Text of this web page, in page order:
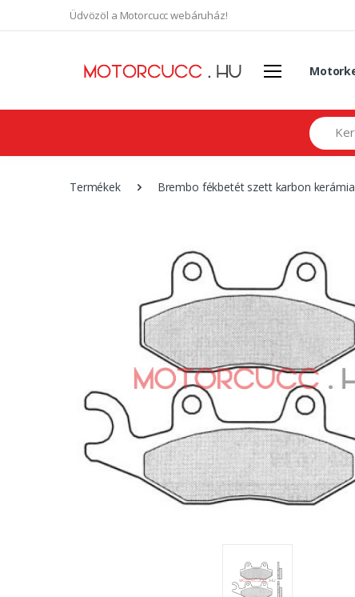
Üdvözöl a Motorcucc webáruház!
Search
Termékek Brembo fékbetét szett karbon